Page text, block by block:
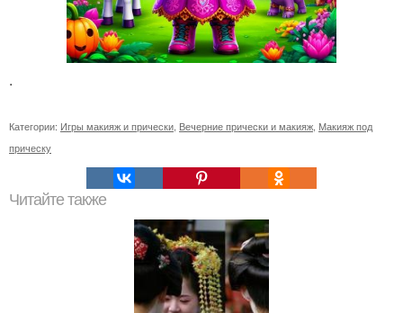
.
Категории: Игры макияж и прически Вечерние прически и макияж Макияж под
прическу
Читайте также